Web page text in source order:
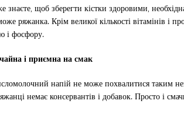
щоб зберегти кістки здоровими,
ряжанка. Крім великої кількості вітамінів і
і фосфору.
і приємна на смак
напій не може похвалитися таким
немає консервантів і добавок. Просто і